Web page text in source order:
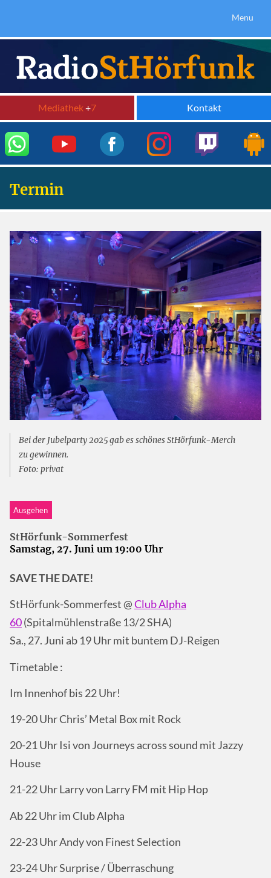
Menu
Mediathek+7 Kontakt
Termin
Bei der Jubelparty 2025 gab es schönes StHörfunk-Merch
zu gewinnen.
Foto: privat
Ausgehen
StHörfunk-Sommerfest
Samstag, 27. Juni um 19:00 Uhr
SAVE THE DATE!
StHörfunk-Sommerfest @Club Alpha
60(Spitalmühlenstraße 13/2 SHA)
Sa., 27. Juni ab 19 Uhr mit buntem DJ-Reigen
Timetable :
Im Innenhof bis 22 Uhr!
19-20 Uhr Chris’ Metal Box mit Rock
20-21 Uhr Isi von Journeys across sound mit Jazzy
House
21-22 Uhr Larry von Larry FM mit Hip Hop
Ab 22 Uhr im Club Alpha
22-23 Uhr Andy von Finest Selection
23-24 Uhr Surprise / Überraschung